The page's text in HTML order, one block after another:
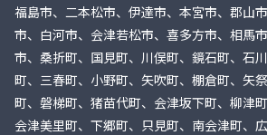
福島市、二本松市、伊達市、本宮市、郡山
市、白河市、会津若松市、喜多方市、相馬
市、桑折町、国見町、川俣町、鏡石町、石
町、三春町、小野町、矢吹町、棚倉町、矢
町、磐梯町、猪苗代町、会津坂下町、柳津
会津美里町、下郷町、只見町、南会津町、